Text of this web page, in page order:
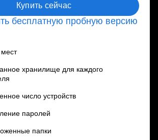
Купить сейчас
бесплатную пробную версию
хранилище для каждого
число устройств
паролей
папки